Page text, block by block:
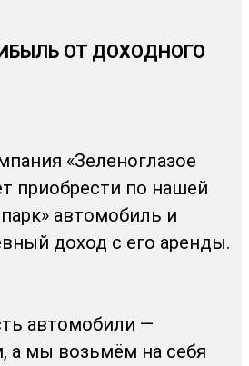
ОТ ДОХОДНОГО
«Зеленоглазое
приобрести по нашей
автомобиль и
доход с его аренды.
автомобили —
а мы возьмём на себя